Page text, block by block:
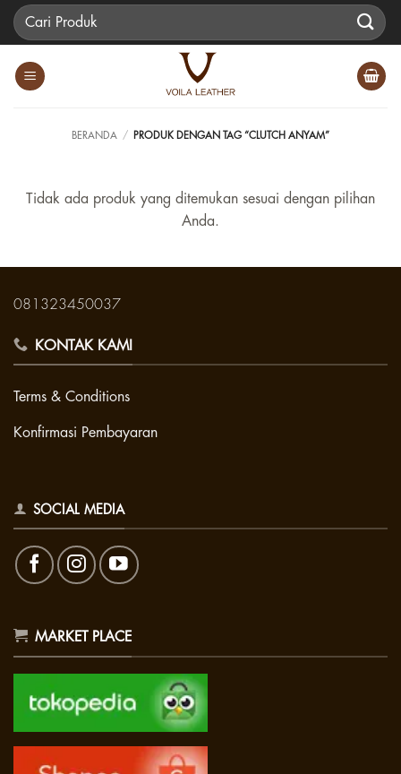
SkipPencarian
untuk:
BERANDA / PRODUK DENGAN TAG “CLUTCH ANYAM”
Tidak ada produk yang ditemukan sesuai dengan pilihan
Anda.
081323450037
KONTAK KAMI
Terms & Conditions
Konfirmasi Pembayaran
SOCIAL MEDIA
MARKET PLACE